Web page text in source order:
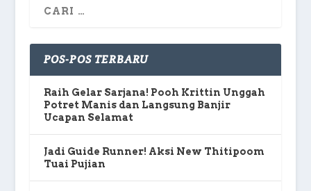
POS-POS TERBARU
Raih Gelar Sarjana! Pooh Krittin Unggah
Potret Manis dan Langsung Banjir
Ucapan Selamat
Jadi Guide Runner! Aksi New Thitipoom
Tuai Pujian